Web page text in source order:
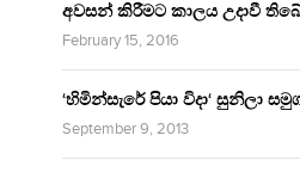
අවසන් කිරීමට කාලය උදාවී
February 15, 2016
‘හිමින්සැරේ පියා විදා‘ සුනිලා
September 9, 2013